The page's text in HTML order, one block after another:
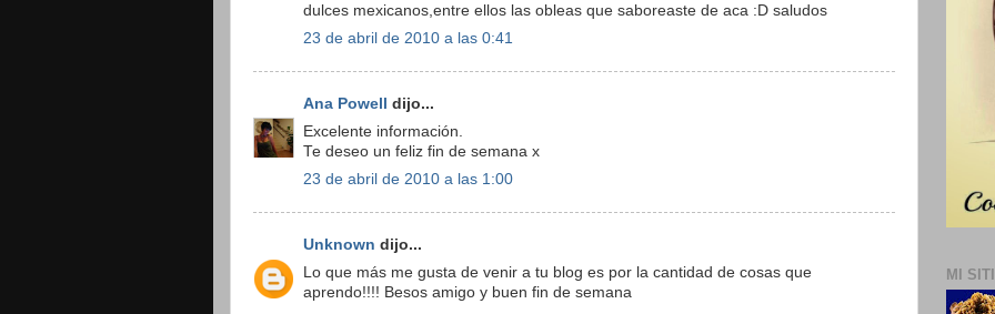
dulces mexicanos,entre ellos las obleas que saboreaste de aca :D saludos
23 de abril de 2010 a las 0:41
Ana Powell
dijo...
Excelente información.
Te deseo un feliz fin de semana x
23 de abril de 2010 a las 1:00
Unknown dijo...
Lo que más me gusta de venir a tu blog es por la cantidad de cosas que
aprendo!!!! Besos amigo y buen fin de semana
MI